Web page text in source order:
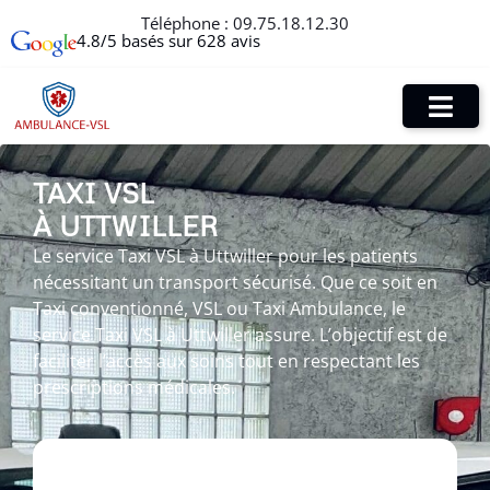
Téléphone : 09.75.18.12.30
4.8/5 basés sur 628 avis
TAXI VSL
À UTTWILLER
Le service Taxi VSL à Uttwiller pour les patients
nécessitant un transport sécurisé. Que ce soit en
Taxi conventionné, VSL ou Taxi Ambulance, le
service Taxi VSL à Uttwiller assure. L’objectif est de
faciliter l’accès aux soins tout en respectant les
prescriptions médicales.